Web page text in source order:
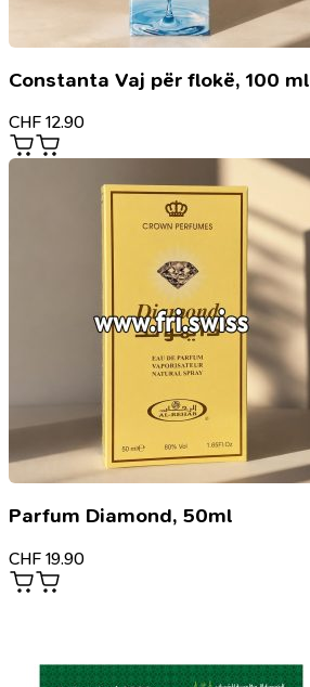
Constanta Vaj për flokë, 100 ml
CHF 12.90
Parfum Diamond, 50ml
CHF 19.90